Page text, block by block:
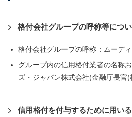
格付会社グループの呼称等につ
格付会社グループの呼称：ムーデ
グループ内の信用格付業者の名称
ズ・ジャパン株式会社(金融庁長官
信用格付を付与するために用い